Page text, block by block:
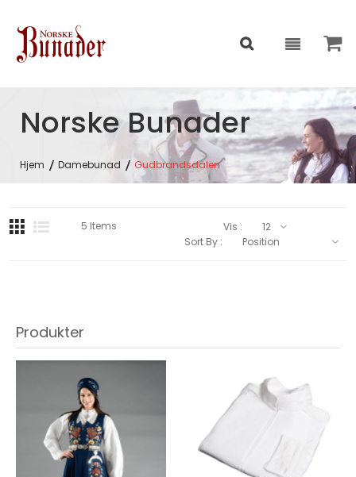
Norske Bunader
Hjem Damebunad Gudbrandsdalen
Produkter
5 Items
Vis :
Sort By :